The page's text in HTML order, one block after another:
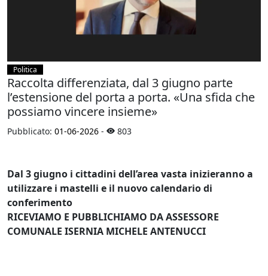
Politica
Raccolta differenziata, dal 3 giugno parte
l’estensione del porta a porta. «Una sfida che
possiamo vincere insieme»
Pubblicato: 01-06-2026 - 803
Dal 3 giugno i cittadini dell’area vasta inizieranno a
utilizzare i mastelli e il nuovo calendario di
conferimento
RICEVIAMO E PUBBLICHIAMO DA ASSESSORE
COMUNALE ISERNIA MICHELE ANTENUCCI